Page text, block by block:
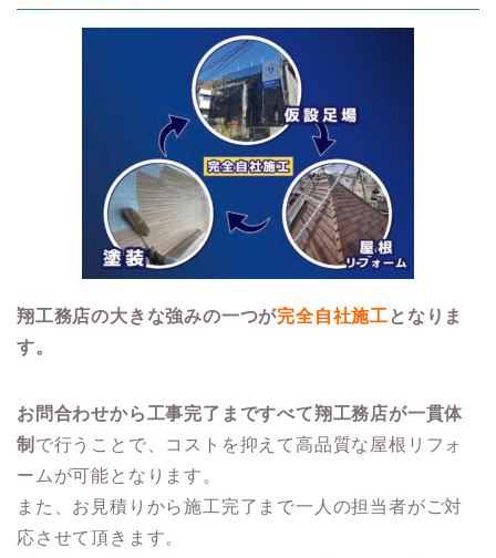
翔工務店の大きな強みの一つが完全自社施工となりま
す。
お問合わせから工事完了まですべて翔工務店が一貫体
制 で行うことで、コストを抑えて高品質な屋根リフォ
ームが可能となります。
また、お見積りから施工完了まで一人の担当者がご対
応させて頂きます。